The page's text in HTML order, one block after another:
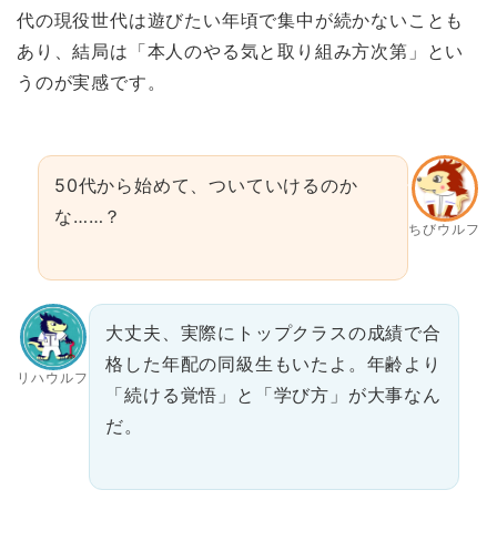
代の現役世代は遊びたい年頃で集中が続かないことも
あり、結局は「本人のやる気と取り組み方次第」とい
うのが実感です。
ちびウルフ
50代から始めて、ついていけるのか
な……？
リハウルフ
大丈夫、実際にトップクラスの成績で合
格した年配の同級生もいたよ。年齢より
「続ける覚悟」と「学び方」が大事なん
だ。